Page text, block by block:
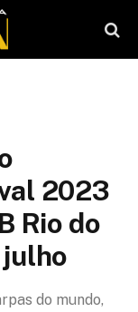
2023
Rio do
julho
do mundo,